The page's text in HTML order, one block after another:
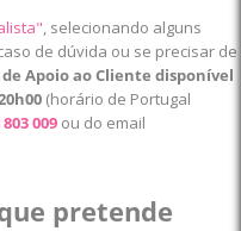
, selecionando alguns
de dúvida ou se precisar de
Apoio ao Cliente disponível
(horário de Portugal
009 ou do email
pretende